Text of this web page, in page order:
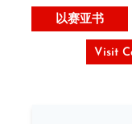
以赛亚书
Visit